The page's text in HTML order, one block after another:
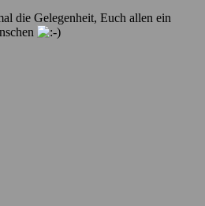
die Gelegenheit, Euch allen ein